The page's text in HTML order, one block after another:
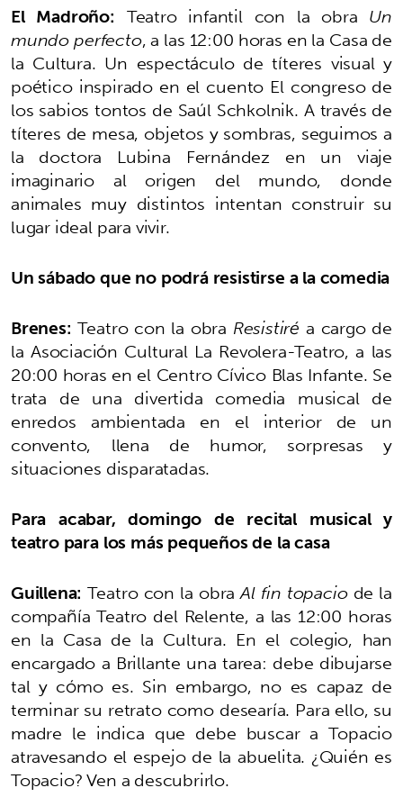
El Madroño: Teatro infantil con la obra Un
mundo perfecto, a las 12:00 horas en la Casa de
la Cultura. Un espectáculo de títeres visual y
poético inspirado en el cuento El congreso de
los sabios tontos de Saúl Schkolnik. A través de
títeres de mesa, objetos y sombras, seguimos a
la doctora Lubina Fernández en un viaje
imaginario al origen del mundo, donde
animales muy distintos intentan construir su
lugar ideal para vivir.
Un sábado que no podrá resistirse a la comedia
Brenes: Teatro con la obra Resistiré a cargo de
la Asociación Cultural La Revolera-Teatro, a las
20:00 horas en el Centro Cívico Blas Infante. Se
trata de una divertida comedia musical de
enredos ambientada en el interior de un
convento, llena de humor, sorpresas y
situaciones disparatadas.
Para acabar, domingo de recital musical y
teatro para los más pequeños de la casa
Guillena: Teatro con la obraAl fin topaciode la
compañía Teatro del Relente, a las 12:00 horas
en la Casa de la Cultura. En el colegio, han
encargado a Brillante una tarea: debe dibujarse
tal y cómo es. Sin embargo, no es capaz de
terminar su retrato como desearía. Para ello, su
madre le indica que debe buscar a Topacio
atravesando el espejo de la abuelita. ¿Quién es
Topacio? Ven a descubrirlo.